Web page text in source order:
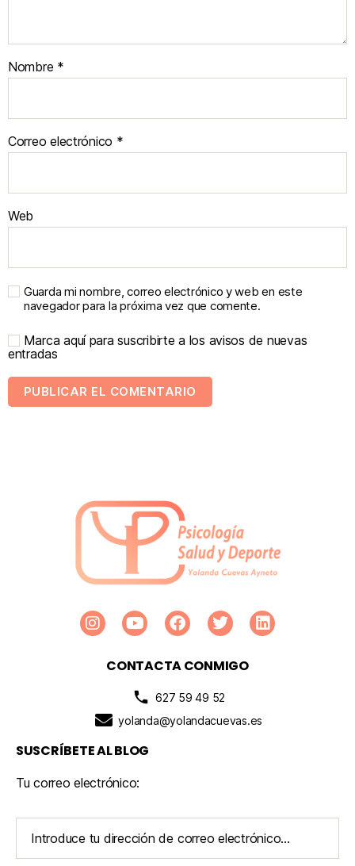
Nombre *
Correo electrónico *
Web
Guarda mi nombre, correo electrónico y web en este
navegador para la próxima vez que comente.
Marca aquí para suscribirte a los avisos de nuevas
entradas
CONTACTA CONMIGO
627 59 49 52
yolanda@yolandacuevas.es
SUSCRÍBETE AL BLOG
Tu correo electrónico: